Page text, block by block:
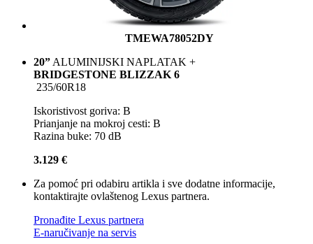
TMEWA78052DY
20” ALUMINIJSKI NAPLATAK +
BRIDGESTONE BLIZZAK 6
235/60R18
Iskoristivost goriva: B
Prianjanje na mokroj cesti: B
Razina buke: 70 dB
3.129 €
Za pomoć pri odabiru artikla i sve dodatne informacije,
kontaktirajte ovlaštenog Lexus partnera.
Pronađite Lexus partnera
E-naručivanje na servis